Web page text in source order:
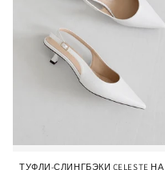
ТУФЛИ-СЛИНГБЭКИ CELESTE НА